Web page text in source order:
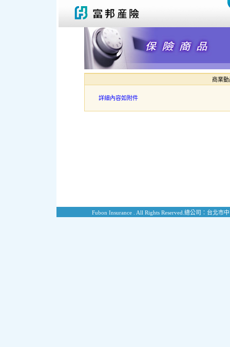
商業
詳細內容如附件
Fubon Insurance . All Rights Reserved. 總公司：台北市